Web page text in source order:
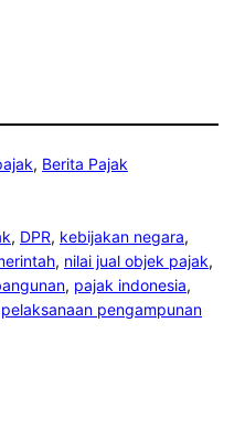
, Berita Pajak
, DPR, kebijakan negara
, nilai jual objek pajak
, pajak indonesia
pelaksanaan pengampunan